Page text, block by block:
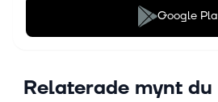
Google
Relaterade mynt